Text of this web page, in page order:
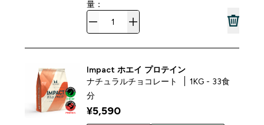
量：
Impact ホエイ プロテイン
ナチュラルチョコレート
1KG - 33食
分
¥5,590‎